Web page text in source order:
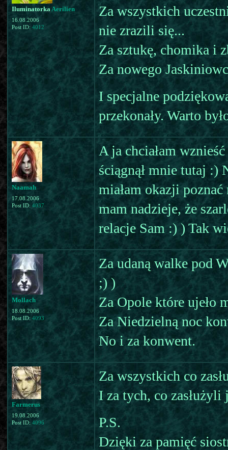
IluminatorkaAerilien
16.08.2006
Post ID: 4012
Za wszystkich
nie zrazili się...
Za sztukę, chomika i
Za nowego
I specjalne
przekonały. Warto
Naamah
17.08.2006
Post ID: 4037
A ja chciałam
ściągnął mnie tutaj :)
miałam okazji
mam nadzieje, że
relacje Sam :) ) Tak
Mollach
18.08.2006
Post ID: 4093
Za udaną walke pod
;) )
Za Opole które ujeło
Za Niedzielną noc
No i za konwent.
Farmerus
19.08.2006
Post ID: 4096
Za wszystkich co
I za tych, co
P.S.
Dzięki za pamięć